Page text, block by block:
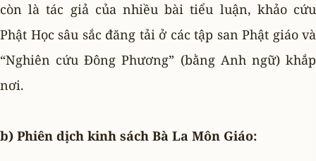
còn là tác giả của nhiều bài tiểu luận, khảo cứu
Phật Học sâu sắc đăng tải ở các tập san Phật giáo và
“Nghiên cứu Ðông Phương” (bằng Anh ngữ) khắp
nơi.
b) Phiên dịch kinh sách Bà La Môn Giáo: